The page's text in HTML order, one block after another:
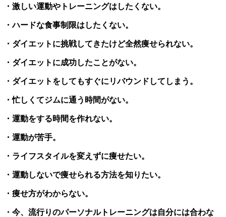
・激しい運動やトレーニングはしたくない。
・ハードな食事制限はしたくない。
・ダイエットに挑戦してきたけど全然痩せられない。
・ダイエットに成功したことがない。
・ダイエットをしてもすぐにリバウンドしてしまう。
・忙しくてジムに通う時間がない。
・運動をする時間を作れない。
・運動が苦手。
・ライフスタイルを変えずに痩せたい。
・運動しないで痩せられる方法を知りたい。
・痩せ方がわからない。
・今、流行りのパーソナルトレーニングは自分には合わな